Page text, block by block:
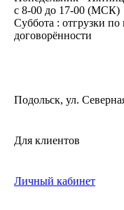
c 8-00 до 17-00 (МСК)
Суббота : отгрузки по
договорённости
Подольск, ул.
Для клиентов
Личный кабинет